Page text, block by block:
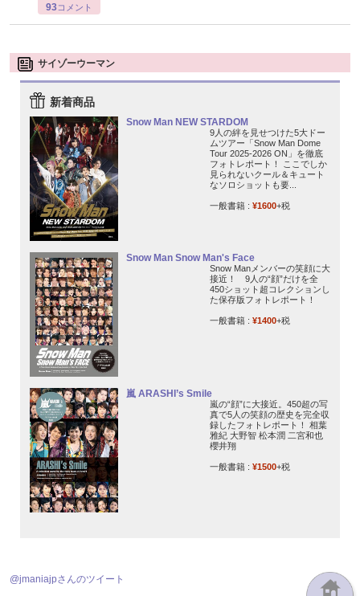
93コメント
サイゾーウーマン
新着商品
Snow Man NEW STARDOM
9人の絆を見せつけた5大ドー
ムツアー「Snow Man Dome
Tour 2025-2026 ON」を徹底
フォトレポート！ ここでしか
見られないクール＆キュート
なソロショットも要...
一般書籍 : ¥1600+税
Snow Man Snow Man's Face
Snow Manメンバーの笑顔に大
接近！ 9人の“顔”だけを全
450ショット超コレクションし
た保存版フォトレポート！
一般書籍 : ¥1400+税
嵐 ARASHI’s Smile
嵐の“顔”に大接近。450超の写
真で5人の笑顔の歴史を完全収
録したフォトレポート！ 相葉
雅紀 大野智 松本潤 二宮和也
櫻井翔
一般書籍 : ¥1500+税
@jmaniajpさんのツイート